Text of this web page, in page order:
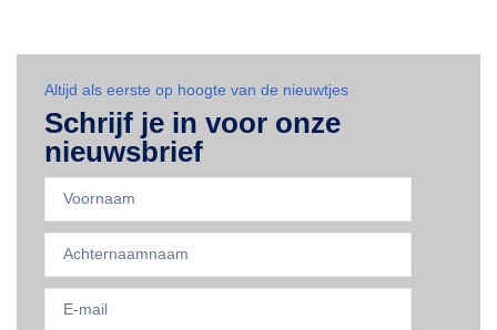
Altijd als eerste op hoogte van de nieuwtjes
Schrijf je in voor onze
nieuwsbrief